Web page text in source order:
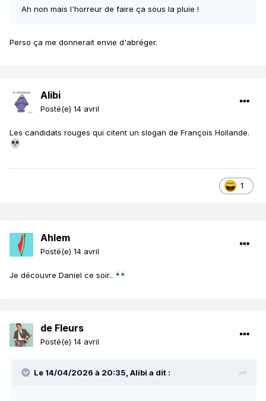
Ah non mais l'horreur de faire ça sous la pluie !
Perso ça me donnerait envie d'abréger.
Alibi
Posté(e) 14 avril
Les candidats rouges qui citent un slogan de François Hollande.
1
Ahlem
Posté(e) 14 avril
Je découvre Daniel ce soir..
de Fleurs
Posté(e) 14 avril
Le 14/04/2026 à 20:35, Alibi a dit :